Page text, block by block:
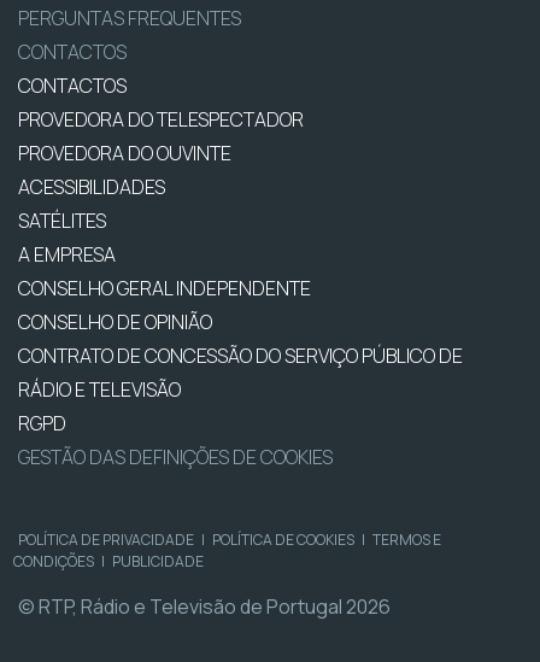
PERGUNTAS FREQUENTES
CONTACTOS
CONTACTOS
PROVEDORA DO TELESPECTADOR
PROVEDORA DO OUVINTE
ACESSIBILIDADES
SATÉLITES
A EMPRESA
CONSELHO GERAL INDEPENDENTE
CONSELHO DE OPINIÃO
CONTRATO DE CONCESSÃO DO SERVIÇO PÚBLICO DE
RÁDIO E TELEVISÃO
RGPD
GESTÃO DAS DEFINIÇÕES DE COOKIES
POLÍTICA DE PRIVACIDADE | POLÍTICA DE COOKIES | TERMOS E
CONDIÇÕES | PUBLICIDADE
© RTP, Rádio e Televisão de Portugal 2026